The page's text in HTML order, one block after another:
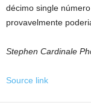
décimo single
provavelmente
Stephen Cardinale
Source link